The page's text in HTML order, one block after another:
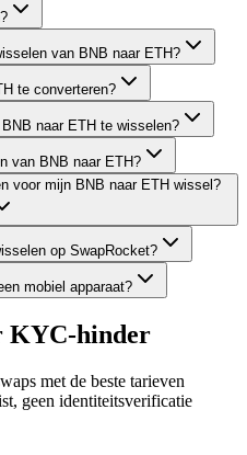
van BNB naar ETH?
te converteren?
naar ETH te wisselen?
van BNB naar ETH?
voor mijn BNB naar ETH wissel?
op SwapRocket?
mobiel apparaat?
KYC-hinder
met de beste tarieven
geen identiteitsverificatie